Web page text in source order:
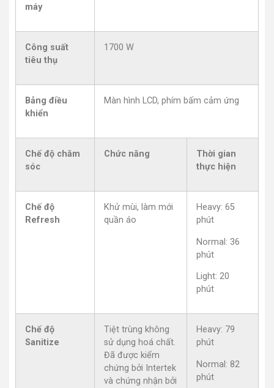
máy
Công suất
tiêu thụ
1700 W
Bảng điều
khiển
Màn hình LCD, phím bấm cảm ứng
Chế độ chăm
sóc
Chức năng
Thời gian
thực hiện
Chế độ
Refresh
Khử mùi, làm mới
quần áo
Heavy: 65
phút
Normal: 36
phút
Light: 20
phút
Chế độ
Sanitize
Tiệt trùng không
sử dụng hoá chất.
Đã được kiểm
chứng bởi Intertek
và chứng nhận bởi
Heavy: 79
phút
Normal: 82
phút